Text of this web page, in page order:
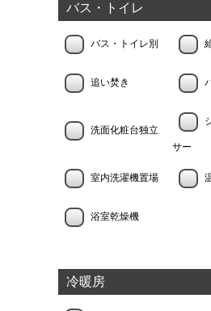
バス・トイレ
バス・トイレ別
追い焚き
洗面化粧台独立
サー
室内洗濯機置場
浴室乾燥機
冷暖房